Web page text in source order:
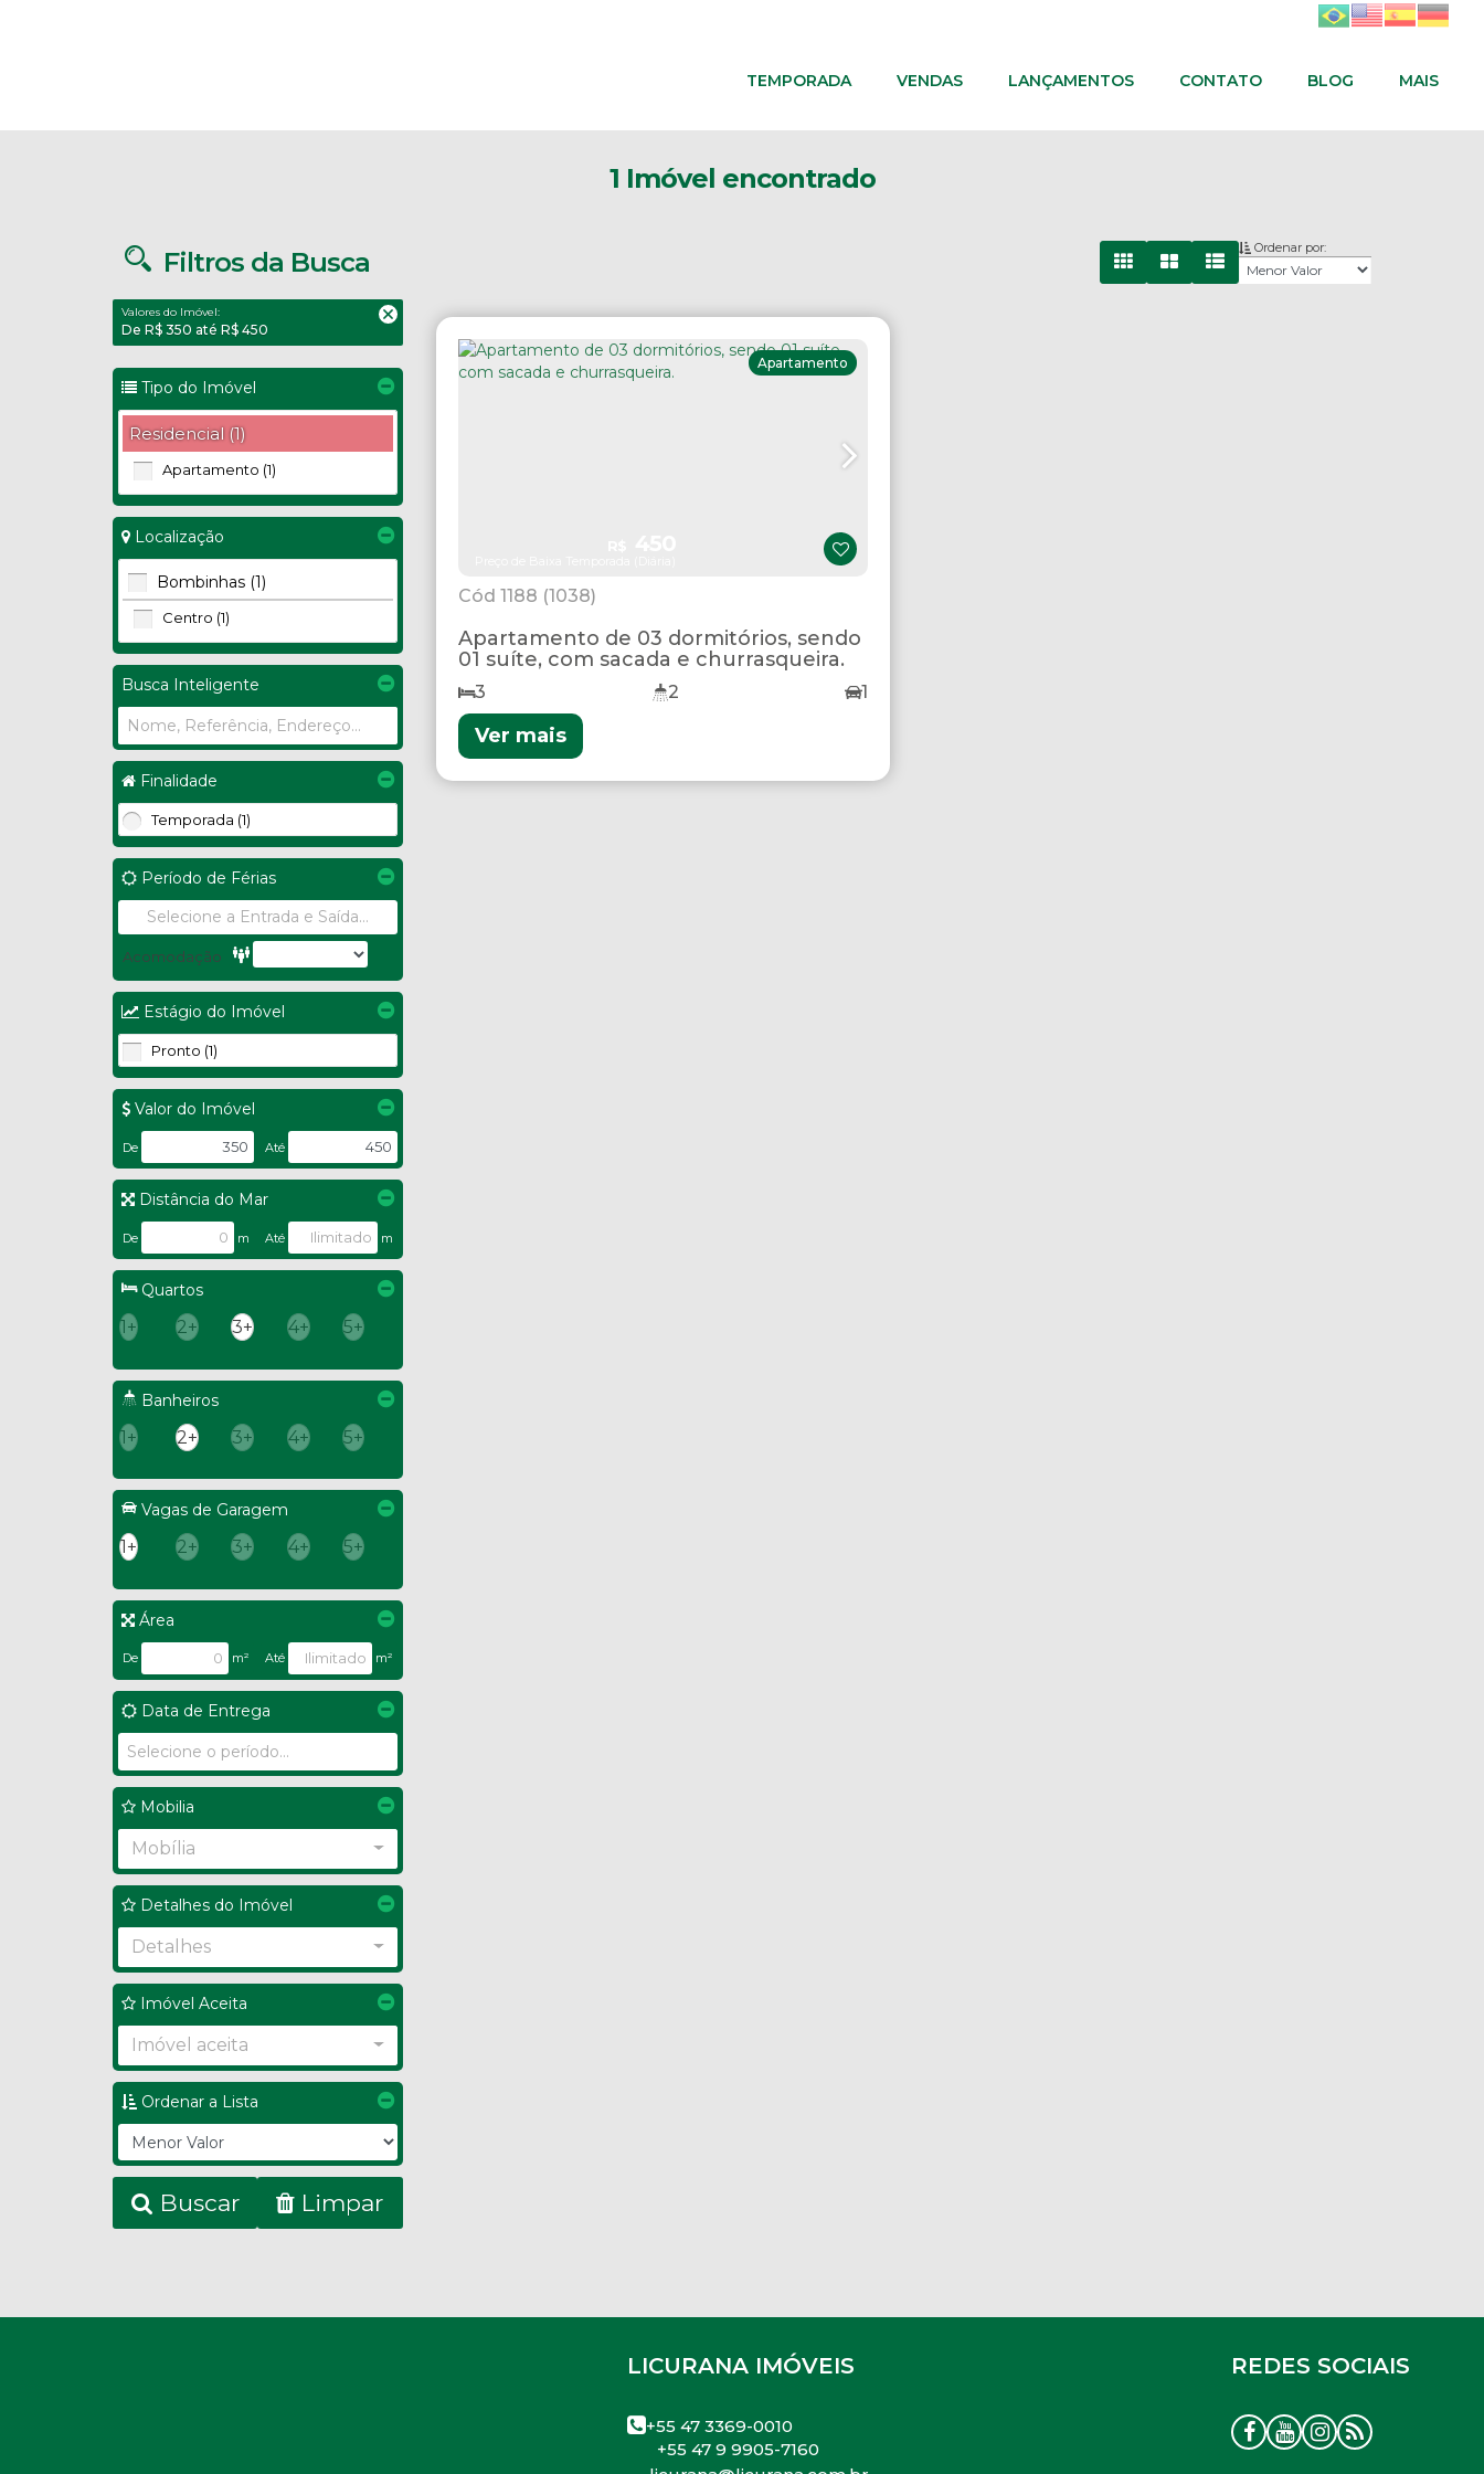
MAIS
BLOG
CONTATO
LANÇAMENTOS
VENDAS
TEMPORADA
1 Imóvel encontrado
Filtros da Busca
Valores do Imóvel:
De R$ 350 até R$ 450
Tipo do Imóvel
Residencial (1)
Apartamento (1)
Localização
Bombinhas (1)
Centro (1)
Busca Inteligente
Finalidade
Temporada (1)
Período de Férias
Acomodação
Estágio do Imóvel
Pronto (1)
Valor do Imóvel
De Até
Distância do Mar
De m Até m
Quartos
1+ 2+ 3+ 4+ 5+
Banheiros
1+ 2+ 3+ 4+ 5+
Vagas de Garagem
1+ 2+ 3+ 4+ 5+
Área
De m² Até m²
Data de Entrega
Mobilia
Mobília
Detalhes do Imóvel
Detalhes
Imóvel Aceita
Imóvel aceita
Ordenar a Lista
Buscar Limpar
Ordenar por:
1188 (1038)
Apartamento
Apartamento de 03 dormitórios, sendo
01 suíte, com sacada e churrasqueira.
3 2 1
Ver mais
LICURANA IMÓVEIS
+55 47 3369-0010
+55 47 9 9905-7160
REDES SOCIAIS